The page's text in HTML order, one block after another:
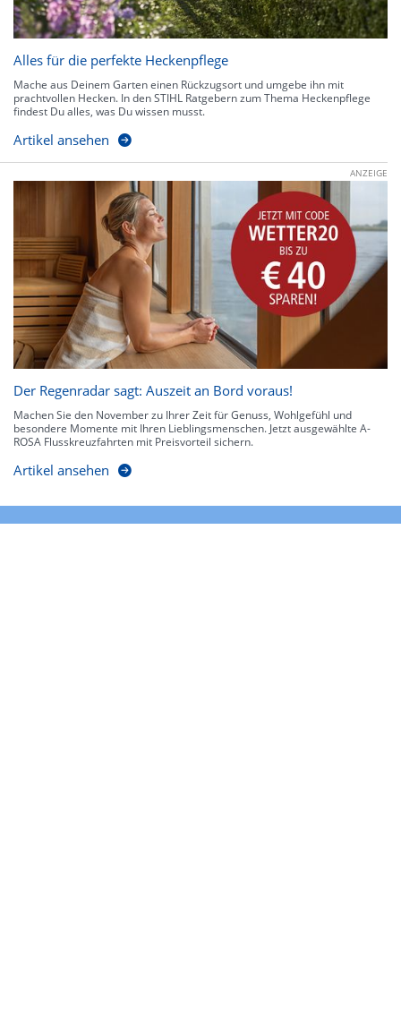
Alles für die perfekte Heckenpflege
Mache aus Deinem Garten einen Rückzugsort und umgebe ihn mit
prachtvollen Hecken. In den STIHL Ratgebern zum Thema Heckenpflege
findest Du alles, was Du wissen musst.
Artikel ansehen
ANZEIGE
Der Regenradar sagt: Auszeit an Bord voraus!
Machen Sie den November zu Ihrer Zeit für Genuss, Wohlgefühl und
besondere Momente mit Ihren Lieblingsmenschen. Jetzt ausgewählte A-
ROSA Flusskreuzfahrten mit Preisvorteil sichern.
Artikel ansehen